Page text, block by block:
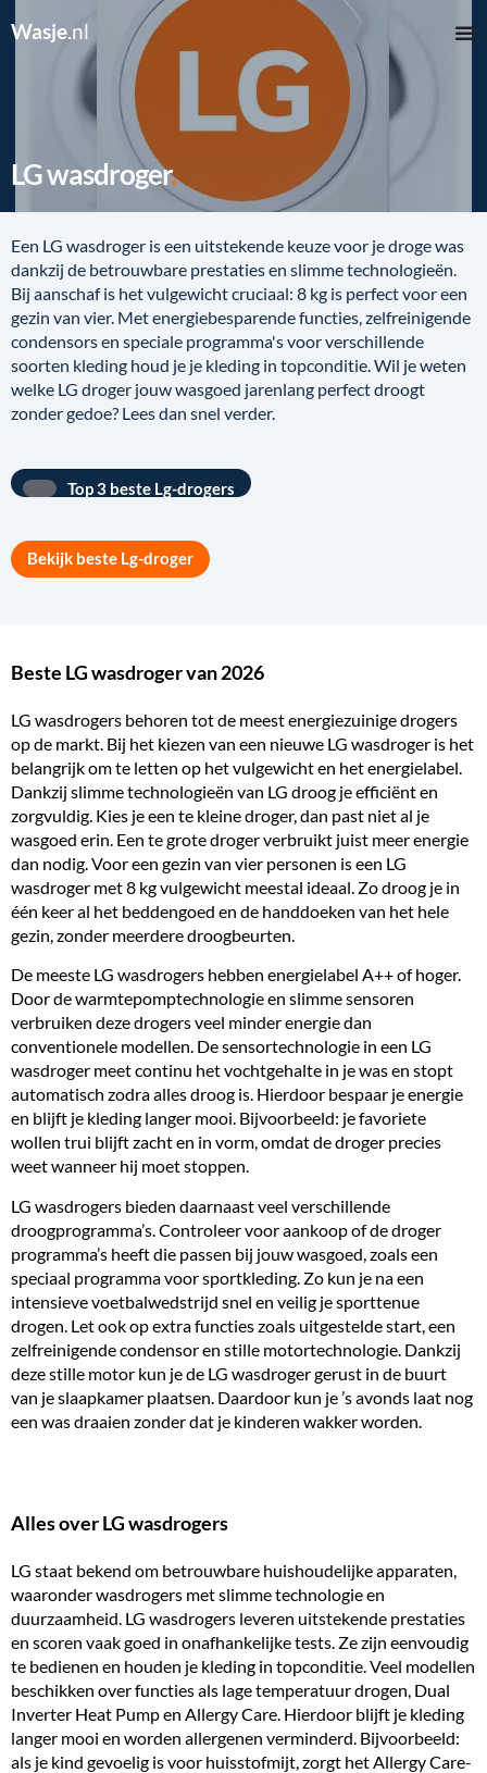
Wasje.nl
LG wasdroger
Een LG wasdroger is een uitstekende keuze voor je droge was
dankzij de betrouwbare prestaties en slimme technologieën.
Bij aanschaf is het vulgewicht cruciaal: 8 kg is perfect voor een
gezin van vier. Met energiebesparende functies, zelfreinigende
condensors en speciale programma's voor verschillende
soorten kleding houd je je kleding in topconditie. Wil je weten
welke LG droger jouw wasgoed jarenlang perfect droogt
zonder gedoe? Lees dan snel verder.
Top 3 beste Lg-drogers
Bekijk beste Lg-droger
Beste LG wasdroger van 2026
LG wasdrogers behoren tot de meestenergiezuinigedrogers
op de markt. Bij het kiezen van een nieuwe LG wasdroger is het
belangrijk om te letten op het vulgewicht en het energielabel.
Dankzij slimme technologieën van LG droog je efficiënt en
zorgvuldig. Kies je een te kleine droger, dan past niet al je
wasgoed erin. Een te grote droger verbruikt juist meer energie
dan nodig. Voor een gezin van vier personen is een LG
wasdroger met8 kg vulgewicht meestal ideaal. Zo droog je in
één keer al het beddengoed en de handdoeken van het hele
gezin, zonder meerdere droogbeurten.
De meeste LG wasdrogers hebben energielabel A++ of hoger.
Door de warmtepomptechnologie en slimme sensoren
verbruiken deze drogers veel minder energie dan
conventionele modellen. De sensortechnologie in een LG
wasdroger meet continu het vochtgehalte in je was en stopt
automatisch zodra alles droog is. Hierdoor bespaar je energie
en blijft je kleding langer mooi. Bijvoorbeeld: je favoriete
wollen trui blijft zacht en in vorm, omdat de droger precies
weet wanneer hij moet stoppen.
LG wasdrogers bieden daarnaast veel verschillende
droogprogramma’s. Controleer voor aankoop of de droger
programma’s heeft die passen bij jouw wasgoed, zoals een
speciaal programma voor sportkleding. Zo kun je na een
intensieve voetbalwedstrijd snel en veilig je sporttenue
drogen. Let ook op extra functies zoals uitgestelde start, een
zelfreinigende condensoren stille motortechnologie. Dankzij
dezestille motor kun je de LG wasdroger gerust in de buurt
van je slaapkamer plaatsen. Daardoor kun je ’s avonds laat nog
een was draaien zonder dat je kinderen wakker worden.
Alles over LG wasdrogers
LG staat bekend om betrouwbare huishoudelijke apparaten,
waaronder wasdrogers met slimme technologie en
duurzaamheid. LG wasdrogers leveren uitstekende prestaties
en scoren vaak goed in onafhankelijke tests. Ze zijn eenvoudig
te bedienen en houden je kleding in topconditie. Veel modellen
beschikken over functies als lage temperatuur drogen, Dual
Inverter Heat Pump en Allergy Care. Hierdoor blijft je kleding
langer mooi en worden allergenen verminderd. Bijvoorbeeld:
als je kind gevoelig is voor huisstofmijt, zorgt het Allergy Care-